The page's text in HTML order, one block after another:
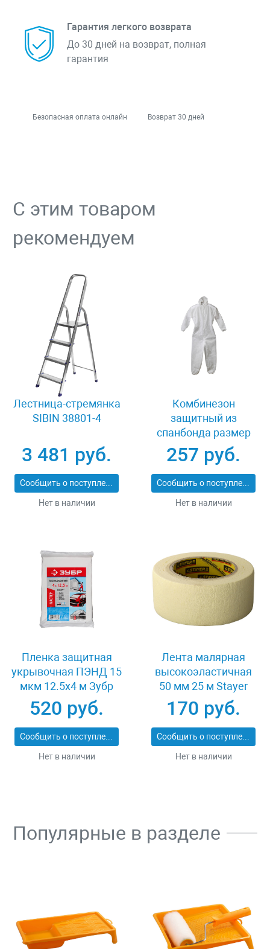
Гарантия легкого возврата
До 30 дней на возврат, полная
гарантия
Безопасная оплата онлайн Возврат 30 дней
С этим товаром
рекомендуем
Лестница-стремянка
SIBIN 38801-4
3 481 руб.
Сообщить о поступлении
Нет в наличии
Комбинезон
защитный из
спанбонда размер
52-54 Stayer MASTER
11603-52
257 руб.
Сообщить о поступлении
Нет в наличии
Пленка защитная
укрывочная ПЭНД 15
мкм 12.5x4 м Зубр
12257-15-12
520 руб.
Сообщить о поступлении
Нет в наличии
Лента малярная
высокоэластичная
50 мм 25 м Stayer
12123-50-25
170 руб.
Сообщить о поступлении
Нет в наличии
Популярные в разделе